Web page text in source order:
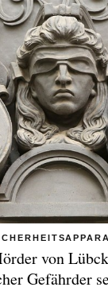
von
Gefährder